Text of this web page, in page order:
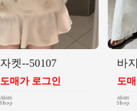
자켓--50107
도매가 로그인
바
도